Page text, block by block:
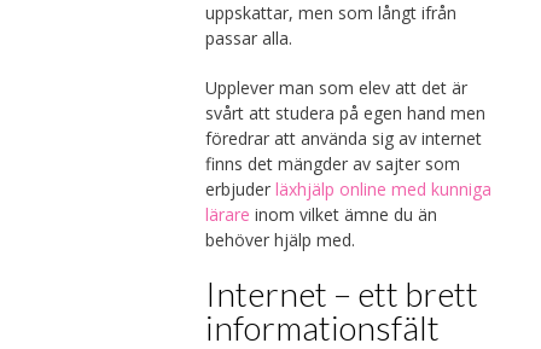
uppskattar, men som långt ifrån
passar alla.
Upplever man som elev att det är
svårt att studera på egen hand men
föredrar att använda sig av internet
finns det mängder av sajter som
erbjuder läxhjälp online med kunniga
lärare inom vilket ämne du än
behöver hjälp med.
Internet – ett brett
informationsfält